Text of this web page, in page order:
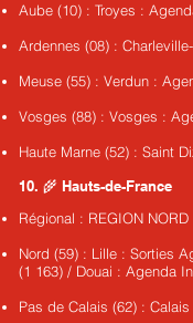
Aube (10) : Troyes :
Ardennes (08) :
Meuse (55) : Verdun :
Vosges (88) : Vosges :
Haute Marne (52) : Saint
10. 🌾 Hauts-de-France
Régional : REGION
Nord (59) : Lille : Sorties
(1 163) / Douai : Agenda
Pas de Calais (62) :